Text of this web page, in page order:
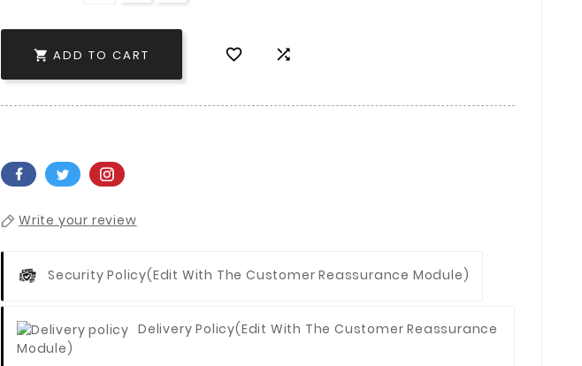
 ADD TO CART  
Write your review
Security Policy(edit With The Customer Reassurance Module)
Delivery Policy(edit With The Customer Reassurance
Module)